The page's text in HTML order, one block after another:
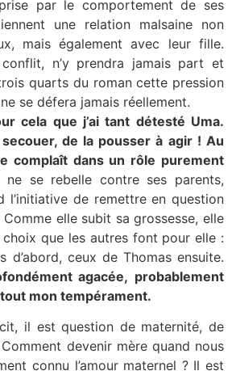
par le comportement de ses
une relation malsaine non
mais également avec leur fille.
n’y prendra jamais part et
quarts du roman cette pression
se défera jamais réellement.
cela que j’ai tant détesté Uma.
secouer, de la pousser à agir ! Au
complaît dans un rôle purement
ne se rebelle contre ses parents,
l’initiative de remettre en question
elle subit sa grossesse, elle
que les autres font pour elle :
d’abord, ceux de Thomas ensuite.
agacée, probablement
mon tempérament.
il est question de maternité, de
devenir mère quand nous
connu l’amour maternel ? Il est